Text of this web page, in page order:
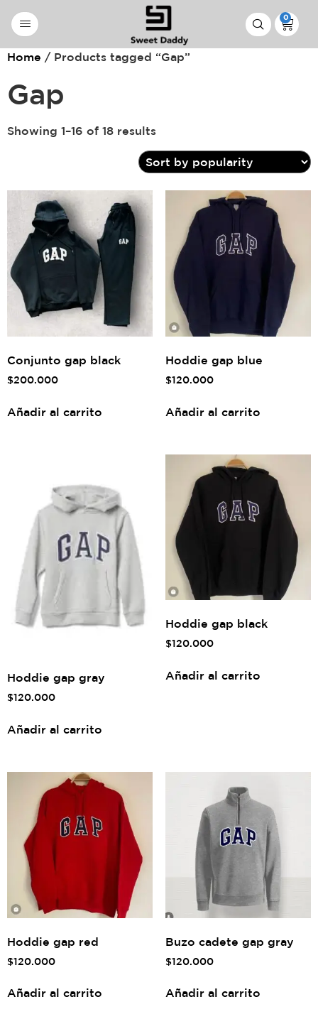
0
Home / Products tagged “Gap”
Gap
Showing 1–16 of 18 results
Conjunto gap black
$200.000
Añadir al carrito
Hoddie gap blue
$120.000
Añadir al carrito
Hoddie gap gray
$120.000
Añadir al carrito
Hoddie gap black
$120.000
Añadir al carrito
Hoddie gap red
$120.000
Añadir al carrito
Buzo cadete gap gray
$120.000
Añadir al carrito